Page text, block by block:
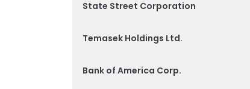
State Street Corporation
Temasek Holdings Ltd.
Bank of America Corp.